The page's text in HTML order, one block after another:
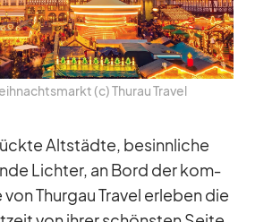
(c) Thurau Tra­vel
Alt­städte, be­sinn­li­che
Lich­ter, an Bord der kom­
Thur­gau Tra­vel er­le­ben die